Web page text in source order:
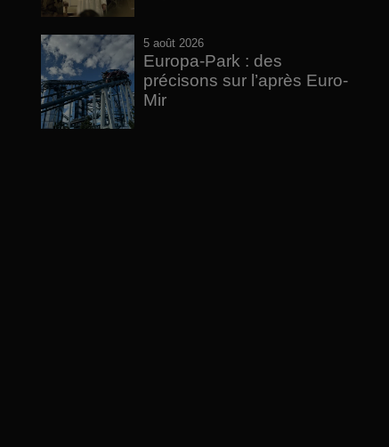
5 août 2026
Europa-Park : des
précisons sur l’après Euro-
Mir